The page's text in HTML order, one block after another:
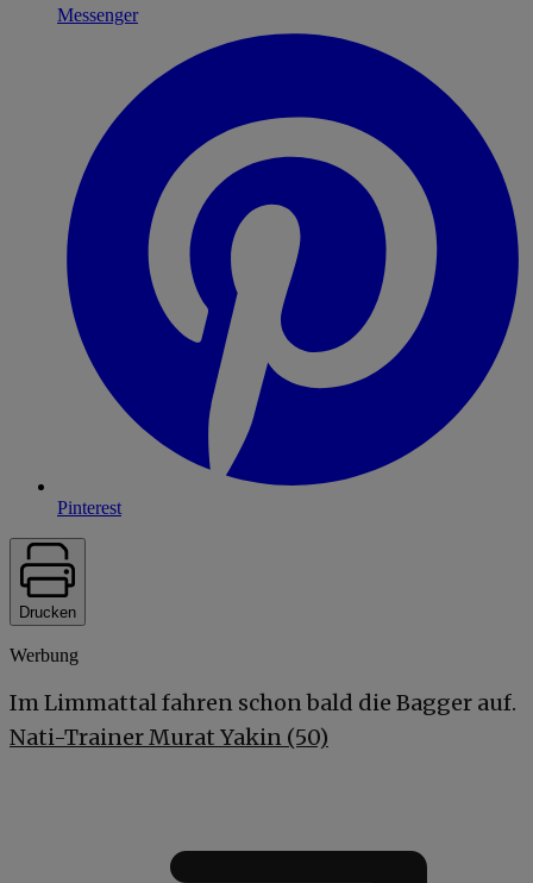
Messenger
Pinterest
Drucken
Werbung
Im Limmattal fahren schon bald die Bagger auf.
Nati-Trainer Murat Yakin (50)